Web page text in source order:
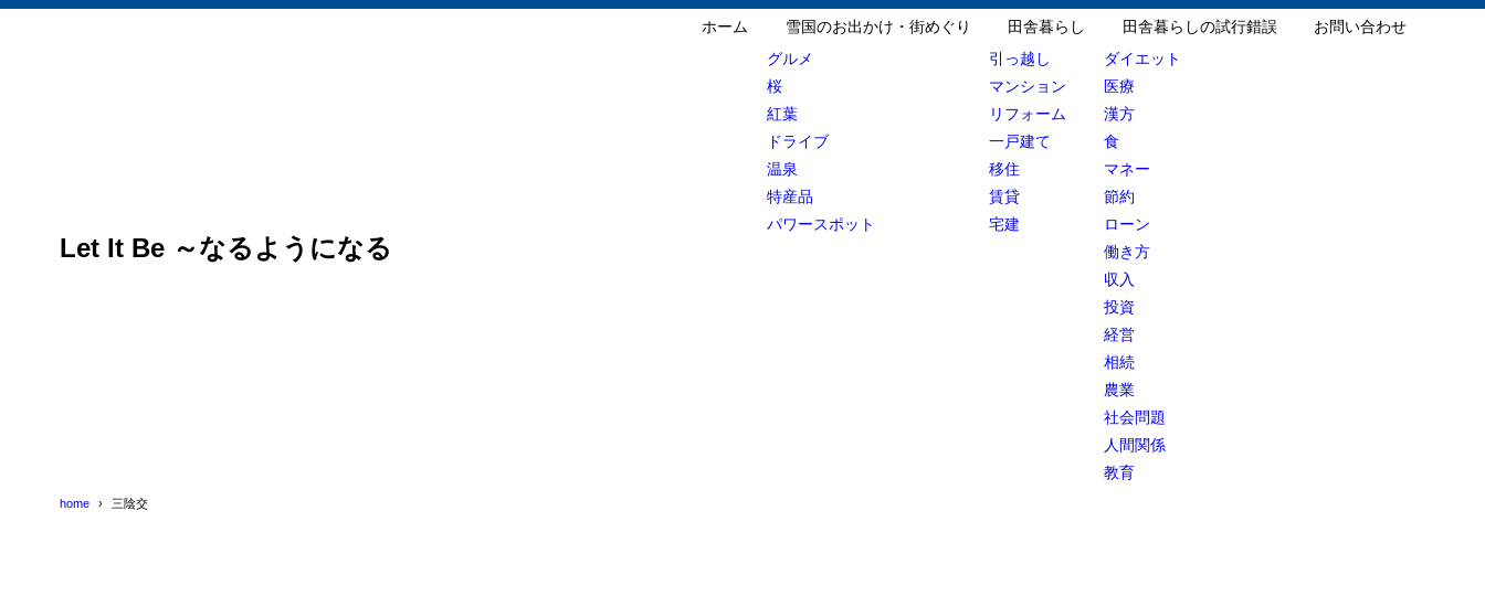
Let It Be ～なるようになる
ホーム
雪国のお出かけ・街めぐり
グルメ
桜
紅葉
ドライブ
温泉
特産品
パワースポット
田舎暮らし
引っ越し
マンション
リフォーム
一戸建て
移住
賃貸
宅建
田舎暮らしの試行錯誤
ダイエット
医療
漢方
食
マネー
節約
ローン
働き方
収入
投資
経営
相続
農業
社会問題
人間関係
教育
お問い合わせ
home 三陰交